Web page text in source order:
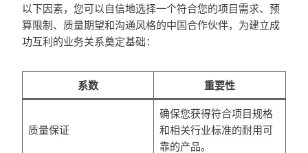
以下因素，您可以自信地选择一个符合您的项目需求、预
算限制、质量期望和沟通风格的中国合作伙伴，为建立成
功互利的业务关系奠定基础：
系数 重要性
质量保证
确保您获得符合项目规格
和相关行业标准的耐用可
靠的产品。